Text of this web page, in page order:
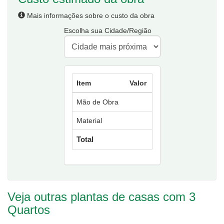
Mais informações sobre o custo da obra
Escolha sua Cidade/Região
Item Valor
Mão de Obra
Material
Total
Veja outras plantas de casas com 3
Quartos